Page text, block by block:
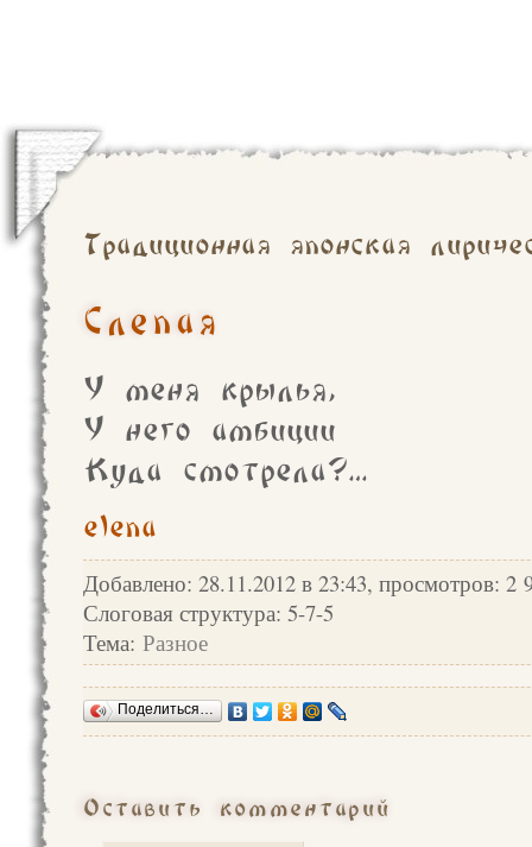
Традиционная японская
Слепая
У меня крылья,
У него амбиции
Куда смотрела?…
elena
Добавлено: 28.11.2012 в 23:43, просмотров: 2
Слоговая структура: 5-7-5
Тема: Разное
Поделиться…
Оставить комментарий